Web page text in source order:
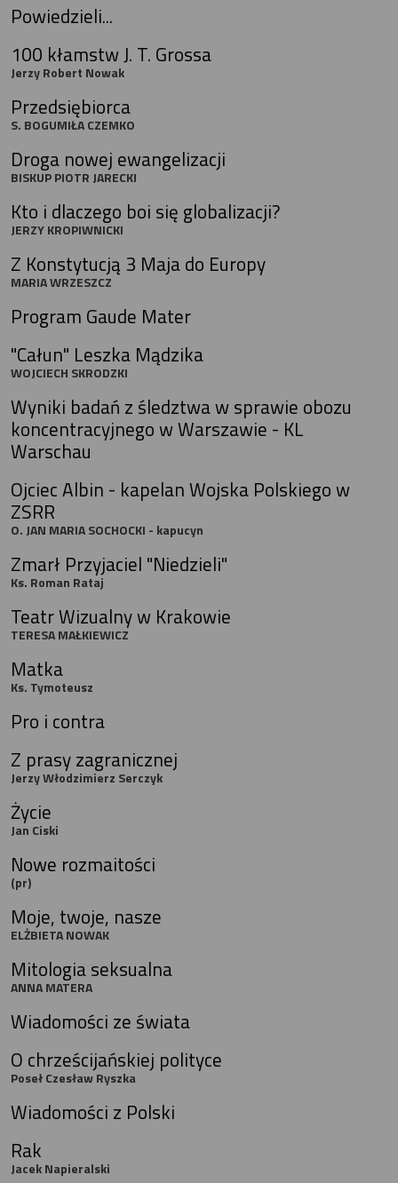
Powiedzieli...
100 kłamstw J. T. Grossa
Jerzy Robert Nowak
Przedsiębiorca
S. BOGUMIŁA CZEMKO
Droga nowej ewangelizacji
BISKUP PIOTR JARECKI
Kto i dlaczego boi się globalizacji?
JERZY KROPIWNICKI
Z Konstytucją 3 Maja do Europy
MARIA WRZESZCZ
Program Gaude Mater
"Całun" Leszka Mądzika
WOJCIECH SKRODZKI
Wyniki badań z śledztwa w sprawie obozu
koncentracyjnego w Warszawie - KL
Warschau
Ojciec Albin - kapelan Wojska Polskiego w
ZSRR
O. JAN MARIA SOCHOCKI - kapucyn
Zmarł Przyjaciel "Niedzieli"
Ks. Roman Rataj
Teatr Wizualny w Krakowie
TERESA MAŁKIEWICZ
Matka
Ks. Tymoteusz
Pro i contra
Z prasy zagranicznej
Jerzy Włodzimierz Serczyk
Życie
Jan Ciski
Nowe rozmaitości
(pr)
Moje, twoje, nasze
ELŻBIETA NOWAK
Mitologia seksualna
ANNA MATERA
Wiadomości ze świata
O chrześcijańskiej polityce
Poseł Czesław Ryszka
Wiadomości z Polski
Rak
Jacek Napieralski